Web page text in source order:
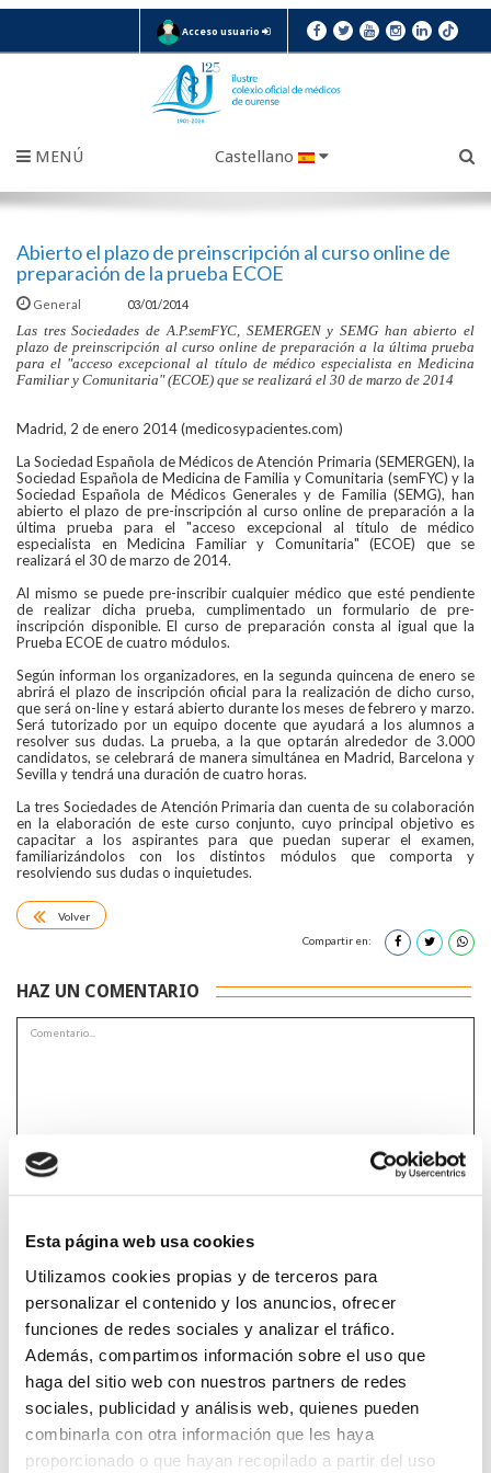
Esta página web usa cookies
Utilizamos cookies propias y de terceros para
personalizar el contenido y los anuncios, ofrecer
funciones de redes sociales y analizar el tráfico.
Además, compartimos información sobre el uso que
haga del sitio web con nuestros partners de redes
sociales, publicidad y análisis web, quienes pueden
combinarla con otra información que les haya
proporcionado o que hayan recopilado a partir del uso
Acceso usuario
MENÚ Castellano
Abierto el plazo de preinscripción al curso online de
preparación de la prueba ECOE
General 03/01/2014
Las tres Sociedades de A.P.semFYC, SEMERGEN y SEMG han abierto el
plazo de preinscripción al curso online de preparación a la última prueba
para el "acceso excepcional al título de médico especialista en Medicina
Familiar y Comunitaria" (ECOE) que se realizará el 30 de marzo de 2014
Madrid, 2 de enero 2014 (medicosypacientes.com)
La Sociedad Española de Médicos de Atención Primaria (SEMERGEN), la
Sociedad Española de Medicina de Familia y Comunitaria (semFYC) y la
Sociedad Española de Médicos Generales y de Familia (SEMG), han
abierto el plazo de pre-inscripción al curso online de preparación a la
última prueba para el "acceso excepcional al título de médico
especialista en Medicina Familiar y Comunitaria" (ECOE) que se
realizará el 30 de marzo de 2014.
Al mismo se puede pre-inscribir cualquier médico que esté pendiente
de realizar dicha prueba, cumplimentado un formulario de pre-
inscripción disponible. El curso de preparación consta al igual que la
Prueba ECOE de cuatro módulos.
Según informan los organizadores, en la segunda quincena de enero se
abrirá el plazo de inscripción oficial para la realización de dicho curso,
que será on-line y estará abierto durante los meses de febrero y marzo.
Será tutorizado por un equipo docente que ayudará a los alumnos a
resolver sus dudas. La prueba, a la que optarán alrededor de 3.000
candidatos, se celebrará de manera simultánea en Madrid, Barcelona y
Sevilla y tendrá una duración de cuatro horas.
La tres Sociedades de Atención Primaria dan cuenta de su colaboración
en la elaboración de este curso conjunto, cuyo principal objetivo es
capacitar a los aspirantes para que puedan superar el examen,
familiarizándolos con los distintos módulos que comporta y
resolviendo sus dudas o inquietudes.
Volver
Compartir en:
HAZ UN COMENTARIO
*Campos obligatorios
He leido y acepto laPolítica de privacidad
DESTACADAS
SANIDAD CREA UN DIPLOMA OFICIAL PARA RECONOCER LA
LABOR DE LOS TUTORES DE RESIDENTES
06/08/2026